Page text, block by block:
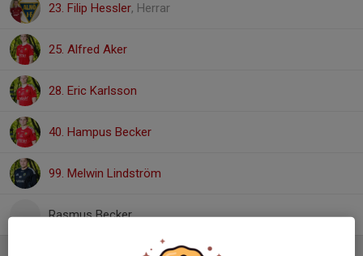
23. Filip Hessler, Herrar
25. Alfred Aker
28. Eric Karlsson
40. Hampus Becker
99. Melwin Lindström
Rasmus Becker